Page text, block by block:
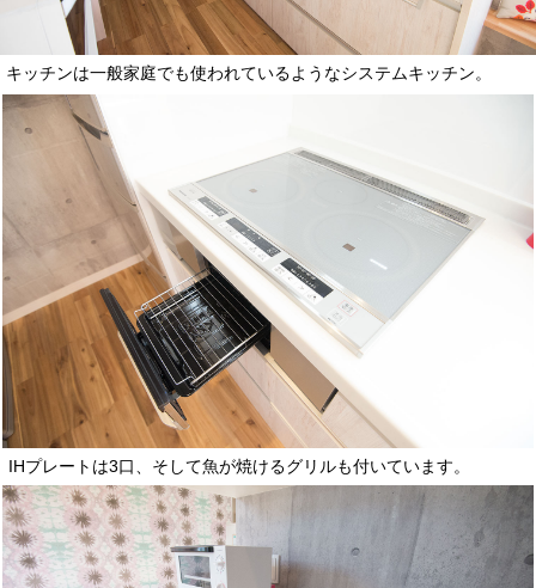
キッチンは一般家庭でも使われているようなシステムキッチン。
IHプレートは3口、そして魚が焼けるグリルも付いています。